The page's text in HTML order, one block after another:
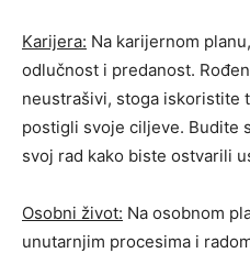
Karijera: Na karijernom
odlučnost i predanost.
neustrašivi, stoga iskoristite
postigli svoje ciljeve. Budite
svoj rad kako biste ostvarili
Osobni život: Na osobnom
unutarnjim procesima i